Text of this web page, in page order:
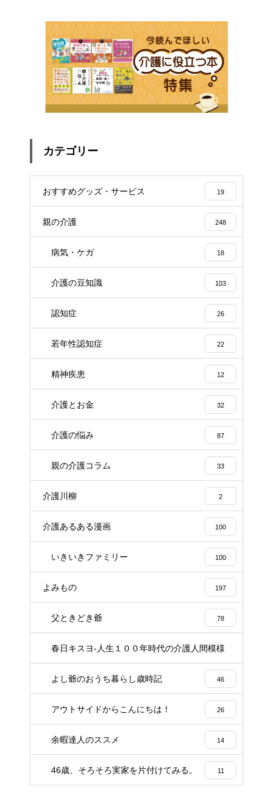
カテゴリー
おすすめグッズ・サービス 19
親の介護 248
病気・ケガ 18
介護の豆知識 103
認知症 26
若年性認知症 22
精神疾患 12
介護とお金 32
介護の悩み 87
親の介護コラム 33
介護川柳 2
介護あるある漫画 100
いきいきファミリー 100
よみもの 197
父ときどき爺 78
春日キスヨ-人生１００年時代の介護人間模様
よし爺のおうち暮らし歳時記 46
アウトサイドからこんにちは！ 26
余暇達人のススメ 14
46歳、そろそろ実家を片付けてみる。 11